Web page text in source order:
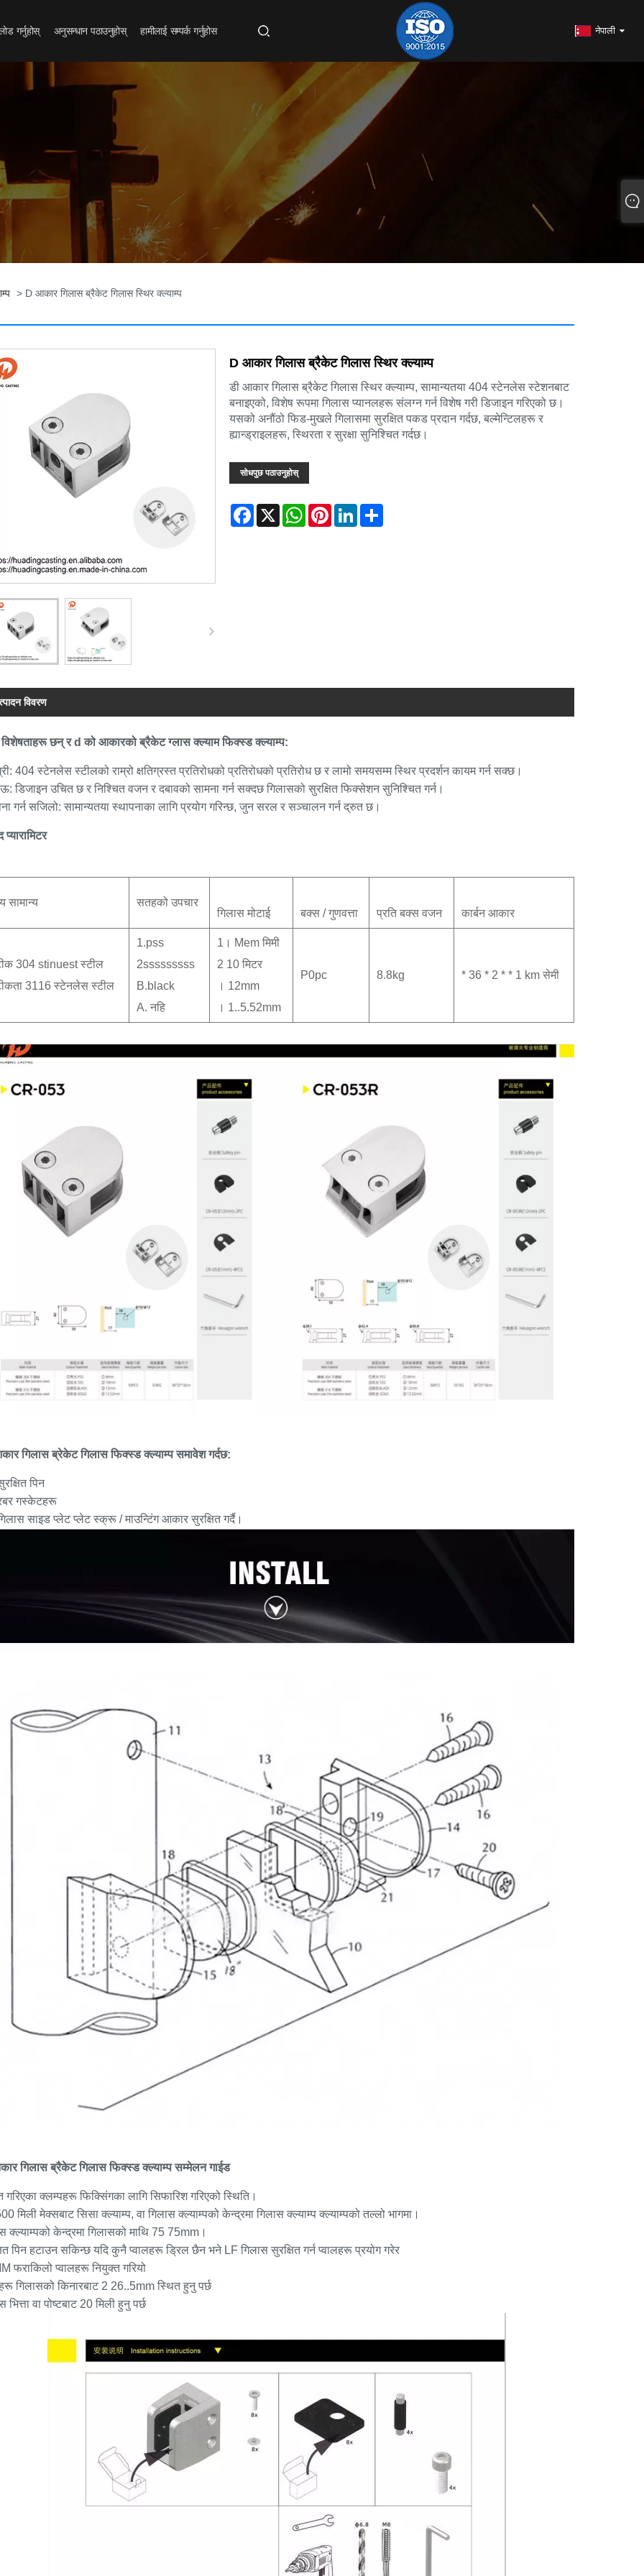
गर्नुहोस् अनुसन्धान पठाउनुहोस् हामीलाई सम्पर्क गर्नुहोस नेपाली
> D आकार गिलास ब्रैकेट गिलास स्थिर क्ल्याम्प
D आकार गिलास ब्रैकेट गिलास स्थिर क्ल्याम्प
डी आकार गिलास ब्रैकेट गिलास स्थिर क्ल्याम्प, सामान्यतया 404 स्टेनलेस स्टेशनबाट
बनाइएको, विशेष रूपमा गिलास प्यानलहरू संलग्न गर्न विशेष गरी डिजाइन गरिएको छ।
यसको अनौंठो फिड-मुखले गिलासमा सुरक्षित पकड प्रदान गर्दछ, बल्मेन्टिलहरू र
ह्यान्ड्राइलहरू, स्थिरता र सुरक्षा सुनिश्चित गर्दछ।
सोधपुछ पठाउनुहोस्
Facebook
X WhatsAppPinterestLinkedInShare
विवरण
विशेषताहरू छन् र d को आकारको ब्रैकेट ग्लास क्ल्याम फिक्स्ड क्ल्याम्प:
404 स्टेनलेस स्टीलको राम्रो क्षतिग्रस्त प्रतिरोधको प्रतिरोधको प्रतिरोध छ र लामो समयसम्म स्थिर प्रदर्शन कायम गर्न सक्छ।
डिजाइन उचित छ र निश्चित वजन र दबावको सामना गर्न सक्दछ गिलासको सुरक्षित फिक्सेशन सुनिश्चित गर्न।
गर्न सजिलो: सामान्यतया स्थापनाका लागि प्रयोग गरिन्छ, जुन सरल र सञ्चालन गर्न द्रुत छ।
प्यारामिटर
सामान्य
सतहको उपचार
गिलास मोटाई
बक्स / गुणवत्ता प्रति बक्स वजन कार्बन आकार
304 stinuest स्टील
3116 स्टेनलेस स्टील
1.pss
2sssssssss
B.black
A. नहि
1। Mem मिमी
2 10 मिटर
। 12mm
। 1..5.52mm
P0pc 8.8kg * 36 * 2 * * 1 km सेमी
गिलास ब्रेकेट गिलास फिक्स्ड क्ल्याम्प समावेश गर्दछ:
पिन
गस्केटहरू
साइड प्लेट प्लेट स्क्रू / माउन्टिंग आकार सुरक्षित गर्दै।
गिलास ब्रैकेट गिलास फिक्स्ड क्ल्याम्प सम्मेलन गाईड
गरिएका क्लम्पहरू फिक्सिंगका लागि सिफारिश गरिएको स्थिति।
मिली मेक्सबाट सिसा क्ल्याम्प, वा गिलास क्ल्याम्पको केन्द्रमा गिलास क्ल्याम्प क्ल्याम्पको तल्लो भागमा।
क्ल्याम्पको केन्द्रमा गिलासको माथि 75 75mm।
पिन हटाउन सकिन्छ यदि कुनै प्वालहरू ड्रिल छैन भने LF गिलास सुरक्षित गर्न प्वालहरू प्रयोग गरेर
फराकिलो प्वालहरू नियुक्त गरियो
गिलासको किनारबाट 2 26..5mm स्थित हुनु पर्छ
भित्ता वा पोष्टबाट 20 मिली हुनु पर्छ